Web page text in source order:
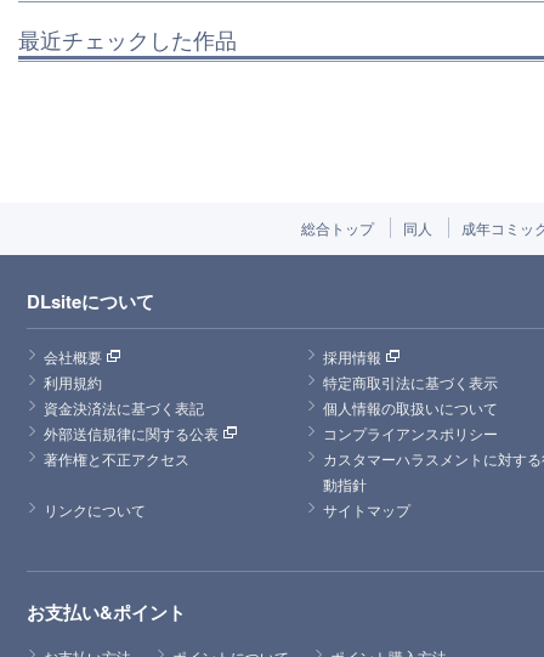
最近チェックした作品
総合トップ 同人 成年コミッ
DLsiteについて
会社概要
採用情報
利用規約
特定商取引法に基づく表示
資金決済法に基づく表記
個人情報の取扱いについて
外部送信規律に関する公表
コンプライアンスポリシー
著作権と不正アクセス
カスタマーハラスメントに対す
動指針
リンクについて
サイトマップ
お支払い&ポイント